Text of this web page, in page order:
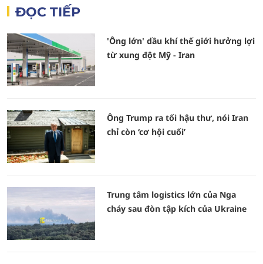
ĐỌC TIẾP
'Ông lớn' dầu khí thế giới hưởng lợi
từ xung đột Mỹ - Iran
Ông Trump ra tối hậu thư, nói Iran
chỉ còn ‘cơ hội cuối’
Trung tâm logistics lớn của Nga
cháy sau đòn tập kích của Ukraine